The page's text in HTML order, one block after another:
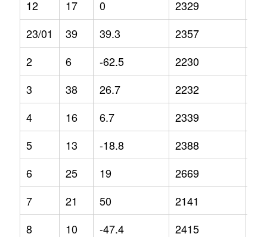
12
17 0 2329
23/01
39 39.3 2357
2
6 -62.5 2230
3
38 26.7 2232
4
16 6.7 2339
5
13 -18.8 2388
6
25 19 2669
7
21 50 2141
8
10 -47.4 2415